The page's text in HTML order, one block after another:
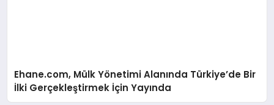
Ehane.com, Mülk Yönetimi Alanında Türkiye’de Bir
İlki Gerçekleştirmek İçin Yayında